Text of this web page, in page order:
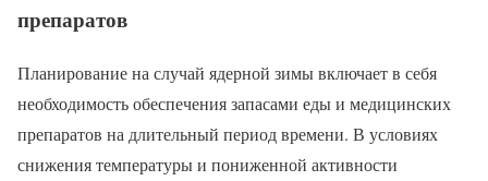
препаратов
Планирование на случай ядерной зимы включает в себя
необходимость обеспечения запасами еды и медицинских
препаратов на длительный период времени. В условиях
снижения температуры и пониженной активности